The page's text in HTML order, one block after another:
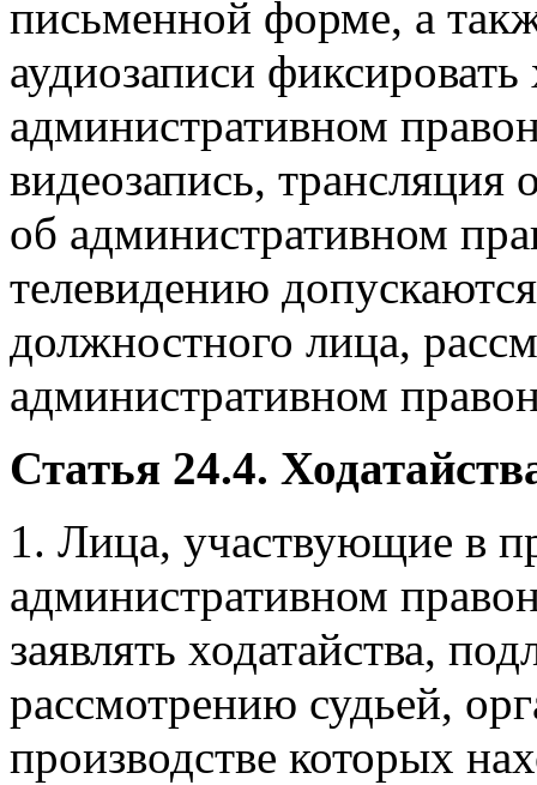
письменной форме, а
аудиозаписи
административном
видеозапись, трансляция
об административном
телевидению
должностного лица,
административном
Статья 24.4.
1. Лица, участвующие в
административном
заявлять ходатайства,
рассмотрению судьей,
производстве которых